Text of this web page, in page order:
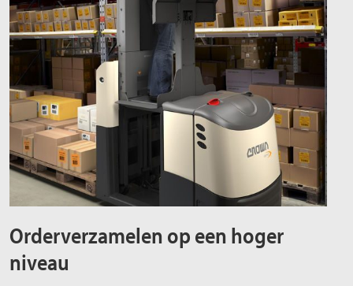
Orderverzamelen op een hoger
niveau